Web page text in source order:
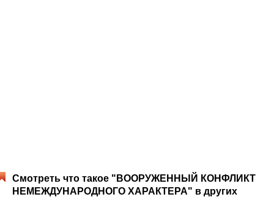
Смотреть что такое "ВООРУЖЕННЫЙ КОНФЛИКТ
НЕМЕЖДУНАРОДНОГО ХАРАКТЕРА" в других